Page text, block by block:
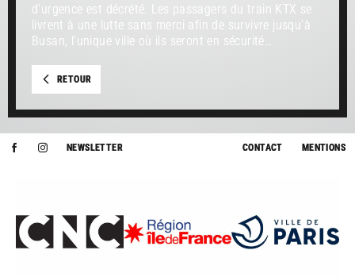
d’urgence est décrété. Les passagers du train KTX se
livrent à une lutte sans merci afin de survivre jusqu’à
Busan, l’unique ville où ils seront en sécurité…
RETOUR
NEWSLETTER CONTACT MENTIONS